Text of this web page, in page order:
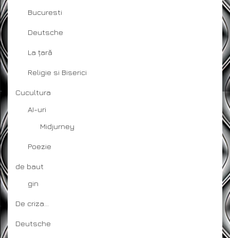
Bucuresti
Deutsche
La țară
Religie si Biserici
Cucultura
AI-uri
Midjurney
Poezie
de baut
gin
De criza…
Deutsche